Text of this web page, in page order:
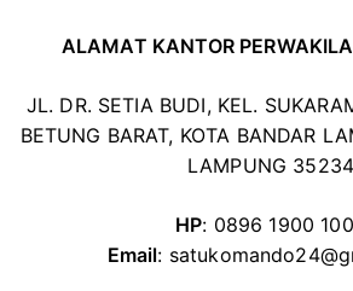
ALAMAT KANTOR
JL. DR. SETIA BUDI, KEL.
BETUNG BARAT, KOTA BANDAR
LAMPUNG 35234
HP: 0896 1900
Email: